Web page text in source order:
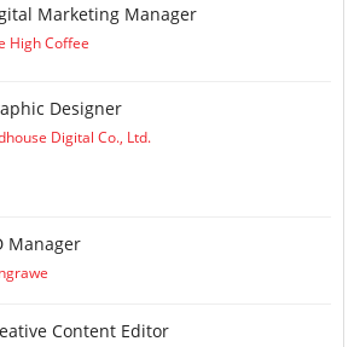
Marketing Manager
High Coffee
Designer
Digital Co., Ltd.
Manager
Content Editor